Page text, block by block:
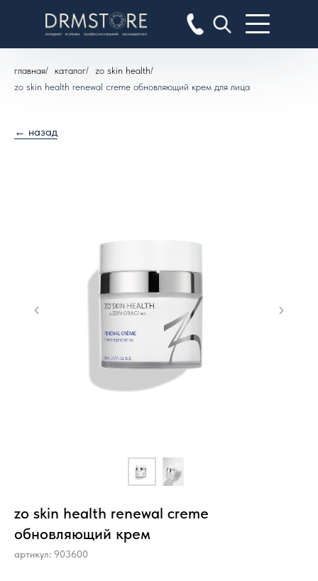
главная/ каталог/ zo skin health/
zo skin health renewal creme обновляющий крем для лица
← назад
zo skin health renewal creme
обновляющий крем
артикул: 903600